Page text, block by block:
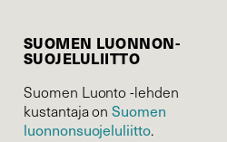
SUOMEN LUONNON­
SUOJELU­LIITTO
Suomen Luonto -lehden
kustantaja onSuomen
luonnonsuojelu­liitto.